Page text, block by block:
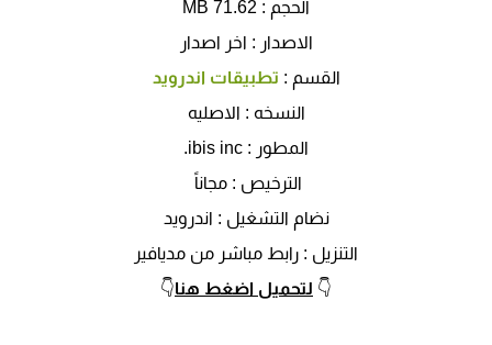
الحجم : 71.62 MB
الاصدار : اخر اصدار
القسم : تطبيقات اندرويد
النسخه : الاصليه
المطور : ibis inc.
الترخيص : مجاناً
نضام التشغيل : اندرويد
التنزيل : رابط مباشر من مديافير
👇 لتحميل اضغط هنا👇